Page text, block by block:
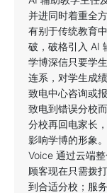
并进同时着重全
有别于传统教育
破，破格引入 AI
学博深信只要学
连系，对学生成
致电中心咨询或
致电到错误分校
分校再回电家长
影响学博的形象
Voice 通过云端
顾客现在只需拨
到合适分校；服